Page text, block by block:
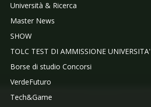
Università & Ricerca
Master News
SHOW
TOLC TEST DI AMMISSIONE UNIVERSITA'
Borse di studio Concorsi
VerdeFuturo
Tech&Game